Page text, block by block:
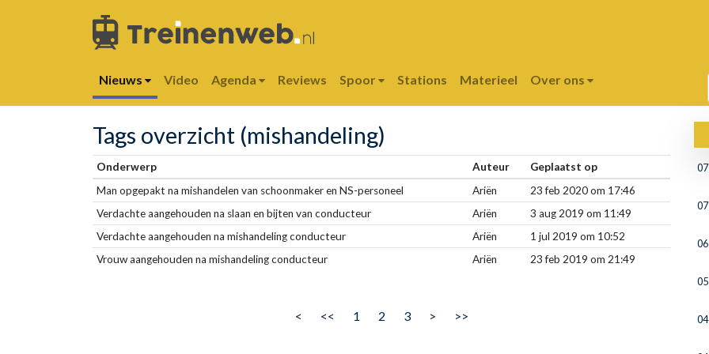
Nieuws Video Agenda Reviews Spoor Stations Materieel Over ons
Tags overzicht (mishandeling)
Onderwerp Auteur
Geplaatst op
Man opgepakt na mishandelen van schoonmaker en NS-personeel
Ariën
23 feb 2020 om 17:46
Verdachte aangehouden na slaan en bijten van conducteur
Ariën
3 aug 2019 om 11:49
Verdachte aangehouden na mishandeling conducteur
Ariën
1 jul 2019 om 10:52
Vrouw aangehouden na mishandeling conducteur
Ariën 23 feb 2019 om 21:49
< << 1 2 3 > >>